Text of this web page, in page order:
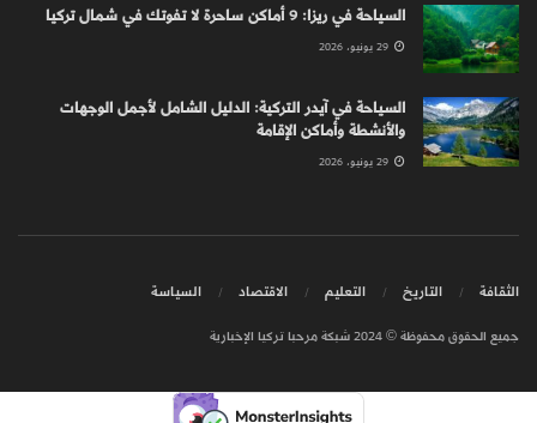
السياحة في ريزا: 9 أماكن ساحرة لا تفوتك في شمال تركيا
السياحة في آيدر التركية: الدليل الشامل لأجمل الوجهات
والأنشطة وأماكن الإقامة
الثقافة التاريخ التعليم الاقتصاد السياسة
جميع الحقوق محفوظة © 2024 شبكة مرحبا تركيا الإخبارية